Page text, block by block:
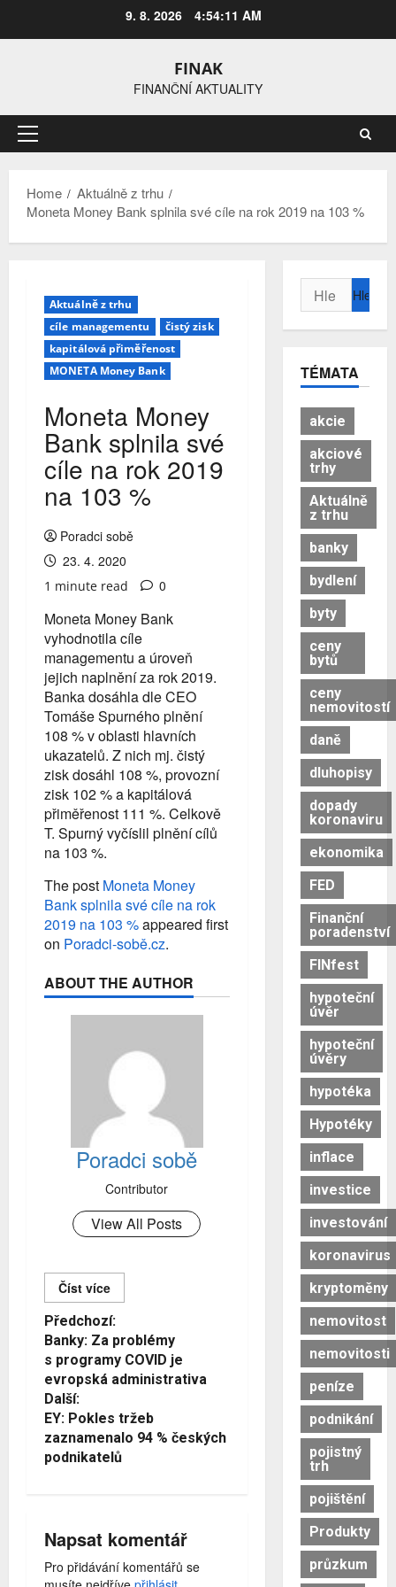
content
9. 8. 2026 4:54:12 AM
FINAK
FINANČNÍ AKTUALITY
Primary
Home
Aktuálně z trhu
Moneta Money Bank splnila své cíle na rok 2019 na 103 %
Aktuálně z trhu
cíle managementu
čistý zisk
kapitálová přiměřenost
MONETA Money Bank
Moneta Money
Bank splnila své
cíle na rok 2019
na 103 %
Poradci sobě
23. 4. 2020
1 minute read 0
Moneta Money Bank
vyhodnotila cíle
managementu a úroveň
jejich naplnění za rok 2019.
Banka dosáhla dle CEO
Tomáše Spurného plnění
108 % v oblasti hlavních
ukazatelů. Z nich mj. čistý
zisk dosáhl 108 %, provozní
zisk 102 % a kapitálová
přiměřenost 111 %. Celkově
T. Spurný vyčíslil plnění cílů
na 103 %.
The post Moneta Money
Bank splnila své cíle na rok
2019 na 103 %appeared first
on Poradci-sobě.cz.
ABOUT THE AUTHOR
Poradci sobě
Contributor
View All Posts
Číst více
Č
í
s
t
d
á
e
Předchozí:
Banky: Za problémy
s programy COVID je
evropská administrativa
Další:
EY: Pokles tržeb
zaznamenalo 94 % českých
podnikatelů
Napsat komentář
Pro přidávání komentářů se
Vyhledávání
TÉMATA
akcie
akciové
trhy
Aktuálně
z trhu
banky
bydlení
byty
ceny
bytů
ceny
nemovitostí
daně
dluhopisy
dopady
koronaviru
ekonomika
FED
Finanční
poradenství
FINfest
hypoteční
úvěr
hypoteční
úvěry
hypotéka
Hypotéky
inflace
investice
investování
koronavirus
kryptoměny
nemovitost
nemovitosti
peníze
podnikání
pojistný
trh
pojištění
Produkty
průzkum